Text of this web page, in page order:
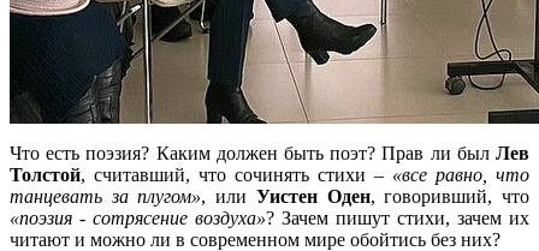
Что есть поэзия? Каким должен быть поэт? Прав ли был Лев
Толстой, считавший, что сочинять стихи – «все равно, что
танцевать за плугом», или Уистен Оден, говоривший, что
«поэзия - сотрясение воздуха»? Зачем пишут стихи, зачем их
читают и можно ли в современном мире обойтись без них?